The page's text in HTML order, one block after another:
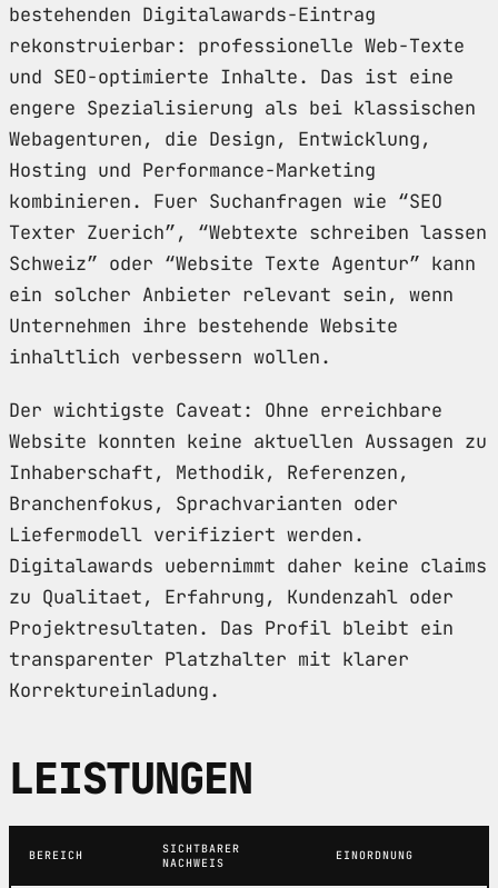
bestehenden Digitalawards-Eintrag
rekonstruierbar: professionelle Web-Texte
und SEO-optimierte Inhalte. Das ist eine
engere Spezialisierung als bei klassischen
Webagenturen, die Design, Entwicklung,
Hosting und Performance-Marketing
kombinieren. Fuer Suchanfragen wie “SEO
Texter Zuerich”, “Webtexte schreiben lassen
Schweiz” oder “Website Texte Agentur” kann
ein solcher Anbieter relevant sein, wenn
Unternehmen ihre bestehende Website
inhaltlich verbessern wollen.
Der wichtigste Caveat: Ohne erreichbare
Website konnten keine aktuellen Aussagen zu
Inhaberschaft, Methodik, Referenzen,
Branchenfokus, Sprachvarianten oder
Liefermodell verifiziert werden.
Digitalawards uebernimmt daher keine claims
zu Qualitaet, Erfahrung, Kundenzahl oder
Projektresultaten. Das Profil bleibt ein
transparenter Platzhalter mit klarer
Korrektureinladung.
LEISTUNGEN
BEREICH
SICHTBARER
NACHWEIS
EINORDNUNG